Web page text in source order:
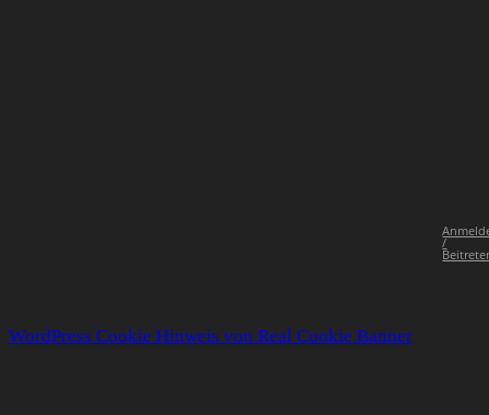
/
WordPress Cookie Hinweis von Real Cookie Banner